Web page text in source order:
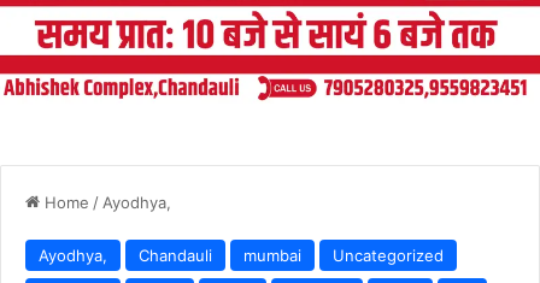
Home / Ayodhya,
Ayodhya, Chandauli mumbai
Uncategorized